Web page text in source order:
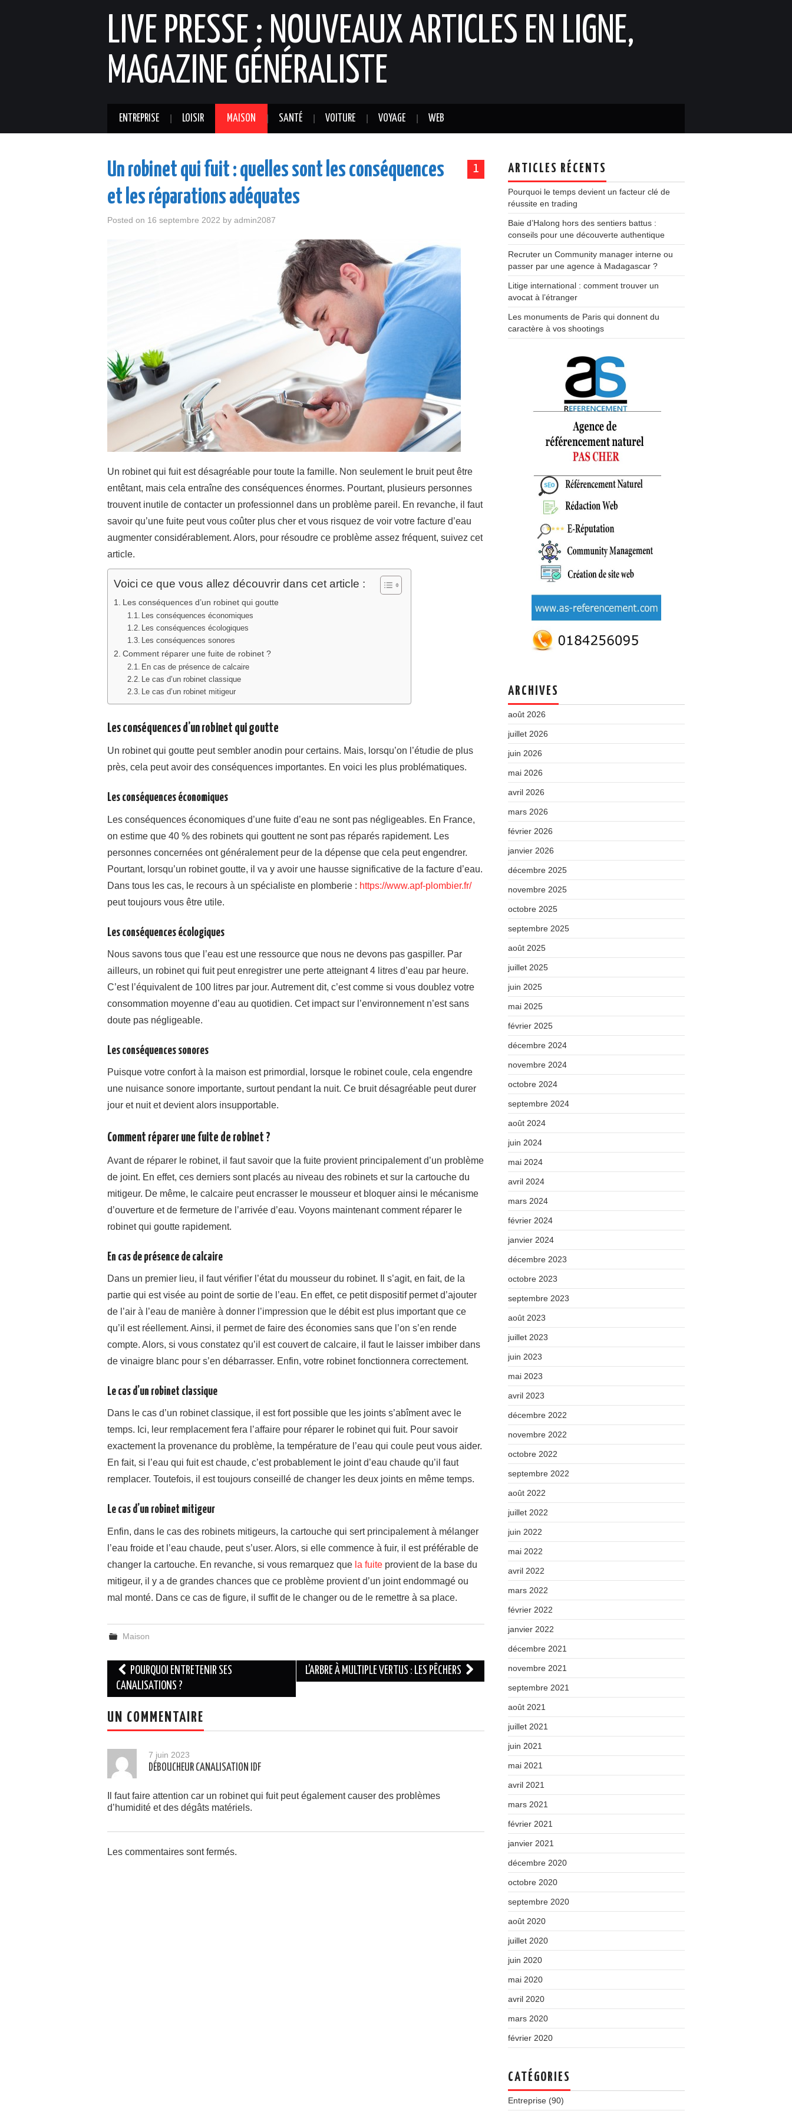
LIVE PRESSE : NOUVEAUX ARTICLES EN LIGNE,
MAGAZINE GÉNÉRALISTE
ENTREPRISE LOISIR MAISON SANTÉ VOITURE VOYAGE WEB
1
Un robinet qui fuit : quelles sont les conséquences
et les réparations adéquates
Posted on 16 septembre 2022 by admin2087
Un robinet qui fuit est désagréable pour toute la famille. Non seulement le bruit peut être
entêtant, mais cela entraîne des conséquences énormes. Pourtant, plusieurs personnes
trouvent inutile de contacter un professionnel dans un problème pareil. En revanche, il faut
savoir qu’une fuite peut vous coûter plus cher et vous risquez de voir votre facture d’eau
augmenter considérablement. Alors, pour résoudre ce problème assez fréquent, suivez cet
article.
Voici ce que vous allez découvrir dans cet article :
Les conséquences d’un robinet qui goutte
Les conséquences économiques
Les conséquences écologiques
Les conséquences sonores
Comment réparer une fuite de robinet ?
En cas de présence de calcaire
Le cas d’un robinet classique
Le cas d’un robinet mitigeur
Les conséquences d’un robinet qui goutte
Un robinet qui goutte peut sembler anodin pour certains. Mais, lorsqu’on l’étudie de plus
près, cela peut avoir des conséquences importantes. En voici les plus problématiques.
Les conséquences économiques
Les conséquences économiques d’une fuite d’eau ne sont pas négligeables. En France,
on estime que 40 % des robinets qui gouttent ne sont pas réparés rapidement. Les
personnes concernées ont généralement peur de la dépense que cela peut engendrer.
Pourtant, lorsqu’un robinet goutte, il va y avoir une hausse significative de la facture d’eau.
Dans tous les cas, le recours à un spécialiste en plomberie : https://www.apf-plombier.fr/
peut toujours vous être utile.
Les conséquences écologiques
Nous savons tous que l’eau est une ressource que nous ne devons pas gaspiller. Par
ailleurs, un robinet qui fuit peut enregistrer une perte atteignant 4 litres d’eau par heure.
C’est l’équivalent de 100 litres par jour. Autrement dit, c’est comme si vous doublez votre
consommation moyenne d’eau au quotidien. Cet impact sur l’environnement n’est sans
doute pas négligeable.
Les conséquences sonores
Puisque votre confort à la maison est primordial, lorsque le robinet coule, cela engendre
une nuisance sonore importante, surtout pendant la nuit. Ce bruit désagréable peut durer
jour et nuit et devient alors insupportable.
Comment réparer une fuite de robinet ?
Avant de réparer le robinet, il faut savoir que la fuite provient principalement d’un problème
de joint. En effet, ces derniers sont placés au niveau des robinets et sur la cartouche du
mitigeur. De même, le calcaire peut encrasser le mousseur et bloquer ainsi le mécanisme
d’ouverture et de fermeture de l’arrivée d’eau. Voyons maintenant comment réparer le
robinet qui goutte rapidement.
En cas de présence de calcaire
Dans un premier lieu, il faut vérifier l’état du mousseur du robinet. Il s’agit, en fait, de la
partie qui est visée au point de sortie de l’eau. En effet, ce petit dispositif permet d’ajouter
de l’air à l’eau de manière à donner l’impression que le débit est plus important que ce
qu’il est réellement. Ainsi, il permet de faire des économies sans que l’on s’en rende
compte. Alors, si vous constatez qu’il est couvert de calcaire, il faut le laisser imbiber dans
de vinaigre blanc pour s’en débarrasser. Enfin, votre robinet fonctionnera correctement.
Le cas d’un robinet classique
Dans le cas d’un robinet classique, il est fort possible que les joints s’abîment avec le
temps. Ici, leur remplacement fera l’affaire pour réparer le robinet qui fuit. Pour savoir
exactement la provenance du problème, la température de l’eau qui coule peut vous aider.
En fait, si l’eau qui fuit est chaude, c’est probablement le joint d’eau chaude qu’il faut
remplacer. Toutefois, il est toujours conseillé de changer les deux joints en même temps.
Le cas d’un robinet mitigeur
Enfin, dans le cas des robinets mitigeurs, la cartouche qui sert principalement à mélanger
l’eau froide et l’eau chaude, peut s’user. Alors, si elle commence à fuir, il est préférable de
changer la cartouche. En revanche, si vous remarquez que la fuite provient de la base du
mitigeur, il y a de grandes chances que ce problème provient d’un joint endommagé ou
mal monté. Dans ce cas de figure, il suffit de le changer ou de le remettre à sa place.
Maison
Navigation
des
POURQUOI ENTRETENIR SES
CANALISATIONS ?
L’ARBRE À MULTIPLE VERTUS : LES PÊCHERS
UN COMMENTAIRE
7 juin 2023
DÉBOUCHEUR CANALISATION IDF
Il faut faire attention car un robinet qui fuit peut également causer des problèmes
d’humidité et des dégâts matériels.
Les commentaires sont fermés.
ARTICLES RÉCENTS
Pourquoi le temps devient un facteur clé de
réussite en trading
Baie d’Halong hors des sentiers battus :
conseils pour une découverte authentique
Recruter un Community manager interne ou
passer par une agence à Madagascar ?
Litige international : comment trouver un
avocat à l’étranger
Les monuments de Paris qui donnent du
caractère à vos shootings
ARCHIVES
août 2026
juillet 2026
juin 2026
mai 2026
avril 2026
mars 2026
février 2026
janvier 2026
décembre 2025
novembre 2025
octobre 2025
septembre 2025
août 2025
juillet 2025
juin 2025
mai 2025
février 2025
décembre 2024
novembre 2024
octobre 2024
septembre 2024
août 2024
juin 2024
mai 2024
avril 2024
mars 2024
février 2024
janvier 2024
décembre 2023
octobre 2023
septembre 2023
août 2023
juillet 2023
juin 2023
mai 2023
avril 2023
décembre 2022
novembre 2022
octobre 2022
septembre 2022
août 2022
juillet 2022
juin 2022
mai 2022
avril 2022
mars 2022
février 2022
janvier 2022
décembre 2021
novembre 2021
septembre 2021
août 2021
juillet 2021
juin 2021
mai 2021
avril 2021
mars 2021
février 2021
janvier 2021
décembre 2020
octobre 2020
septembre 2020
août 2020
juillet 2020
juin 2020
mai 2020
avril 2020
mars 2020
février 2020
CATÉGORIES
Entreprise (90)